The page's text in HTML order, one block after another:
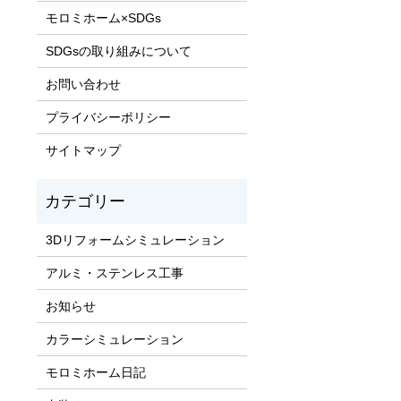
モロミホーム×SDGs
SDGsの取り組みについて
お問い合わせ
プライバシーポリシー
サイトマップ
3Dリフォームシミュレーション
アルミ・ステンレス工事
お知らせ
カラーシミュレーション
モロミホーム日記